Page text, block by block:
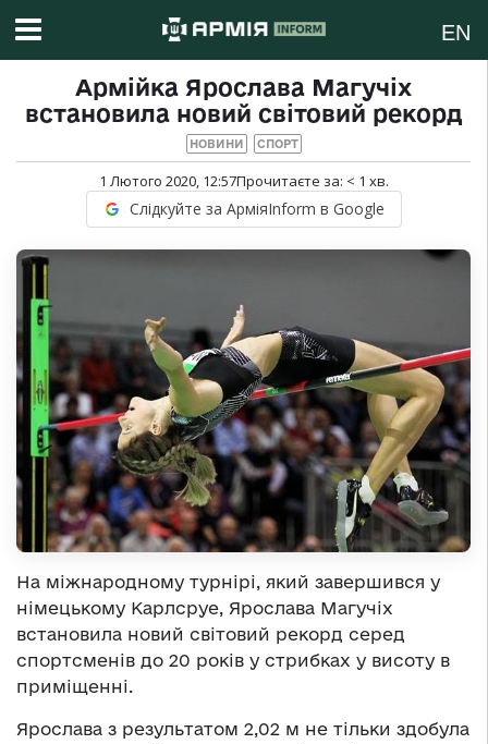
EN
Армійка Ярослава Магучіх
встановила новий світовий рекорд
НОВИНИ СПОРТ
1 Лютого 2020, 12:57Прочитаєте за: < 1 хв.
Слідкуйте за АрміяInform в Google
На міжнародному турнірі, який завершився у
німецькому Карлсруе, Ярослава Магучіх
встановила новий світовий рекорд серед
спортсменів до 20 років у стрибках у висоту в
приміщенні.
Ярослава з результатом 2,02 м не тільки здобула